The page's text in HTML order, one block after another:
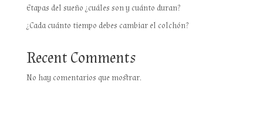
Etapas del sueño ¿cuáles son y cuánto duran?
¿Cada cuánto tiempo debes cambiar el colchón?
Recent Comments
No hay comentarios que mostrar.